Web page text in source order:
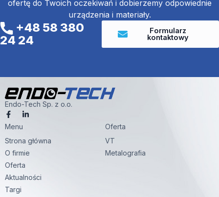
ofertę do Twoich oczekiwań i dobierzemy odpowiednie
urządzenia i materiały.
+48 58 380
24 24
Formularz
kontaktowy
Endo-Tech Sp. z o.o.
F
a
c
b
o
o
k
-
f
L
i
e
i
i
Menu
Strona główna
O firmie
Oferta
Aktualności
Targi
Oferta
VT
Metalografia